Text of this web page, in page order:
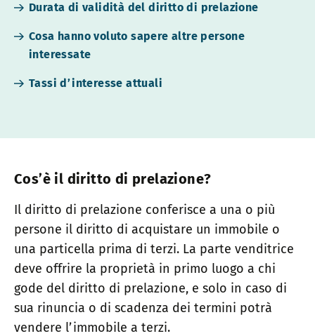
Durata di validità del diritto di prelazione
Cosa hanno voluto sapere altre persone
interessate
Tassi d’interesse attuali
Cos’è il diritto di prelazione?
Il diritto di prelazione conferisce a una o più
persone il diritto di acquistare un immobile o
una particella prima di terzi. La parte venditrice
deve offrire la proprietà in primo luogo a chi
gode del diritto di prelazione, e solo in caso di
sua rinuncia o di scadenza dei termini potrà
vendere l’immobile a terzi.